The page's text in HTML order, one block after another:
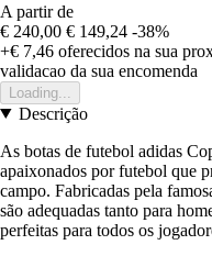
A partir de
€ 240,00 € 149,24 -38%
+€ 7,46 oferecidos na sua
validacao da sua encomenda
Loading...
Descrição
As botas de futebol adidas
apaixonados por futebol que
campo. Fabricadas pela
são adequadas tanto para
perfeitas para todos os